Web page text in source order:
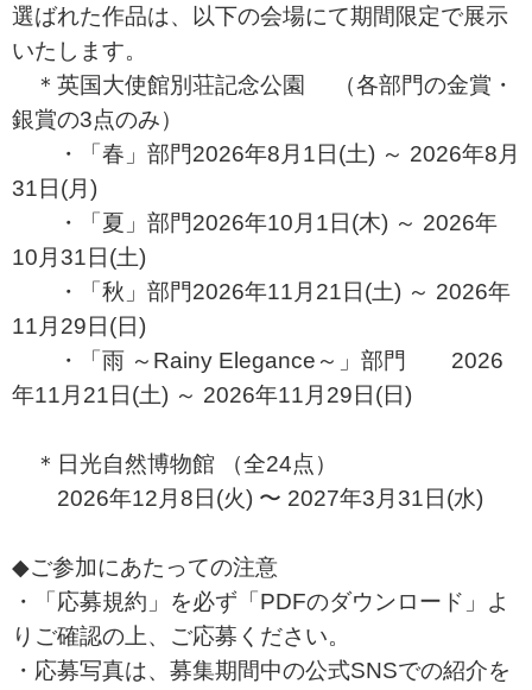
選ばれた作品は、以下の会場にて期間限定で展示
いたします。
＊英国大使館別荘記念公園 （各部門の金賞・
銀賞の3点のみ）
・「春」部門2026年8月1日(土) ～ 2026年8月
31日(月)
・「夏」部門2026年10月1日(木) ～ 2026年
10月31日(土)
・「秋」部門2026年11月21日(土) ～ 2026年
11月29日(日)
・「雨 ～Rainy Elegance～」部門 2026
年11月21日(土) ～ 2026年11月29日(日)
＊日光自然博物館 （全24点）
2026年12月8日(火) 〜 2027年3月31日(水)
◆ご参加にあたっての注意
・「応募規約」を必ず「PDFのダウンロード」よ
りご確認の上、ご応募ください。
・応募写真は、募集期間中の公式SNSでの紹介を